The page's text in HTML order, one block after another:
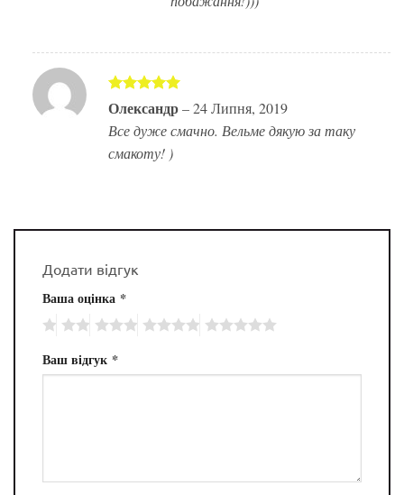
Оцінено в
5з 5
Олександр– 24 Липня, 2019
Все дуже смачно. Вельме дякую за таку
смакоту! )
Додати відгук
Ваша оцінка *
Ваш відгук *